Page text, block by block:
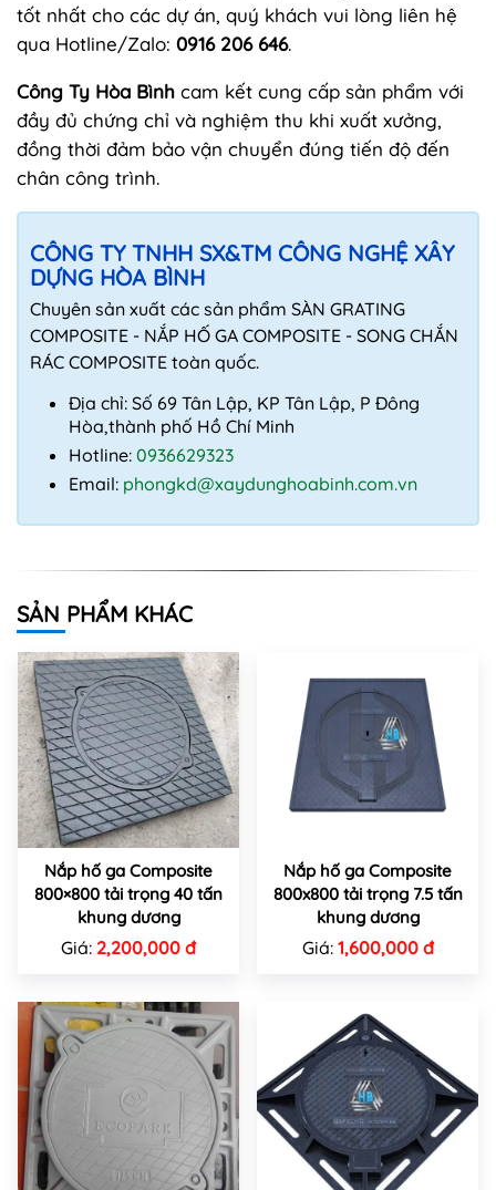
tốt nhất cho các dự án, quý khách vui lòng liên hệ
qua Hotline/Zalo: 0916 206 646.
Công Ty Hòa Bình cam kết cung cấp sản phẩm với
đầy đủ chứng chỉ và nghiệm thu khi xuất xưởng,
đồng thời đảm bảo vận chuyển đúng tiến độ đến
chân công trình.
CÔNG TY TNHH SX&TM CÔNG NGHỆ XÂY
DỰNG HÒA BÌNH
Chuyên sản xuất các sản phẩm SÀN GRATING
COMPOSITE - NẮP HỐ GA COMPOSITE - SONG CHẮN
RÁC COMPOSITE toàn quốc.
Địa chỉ: Số 69 Tân Lập, KP Tân Lập, P Đông
Hòa,thành phố Hồ Chí Minh
Hotline: 0936629323
Email: phongkd@xaydunghoabinh.com.vn
SẢN PHẨM KHÁC
Nắp hố ga Composite
800×800 tải trọng 40 tấn
khung dương
Giá: 2,200,000 đ
Nắp hố ga Composite
800x800 tải trọng 7.5 tấn
khung dương
Giá: 1,600,000 đ